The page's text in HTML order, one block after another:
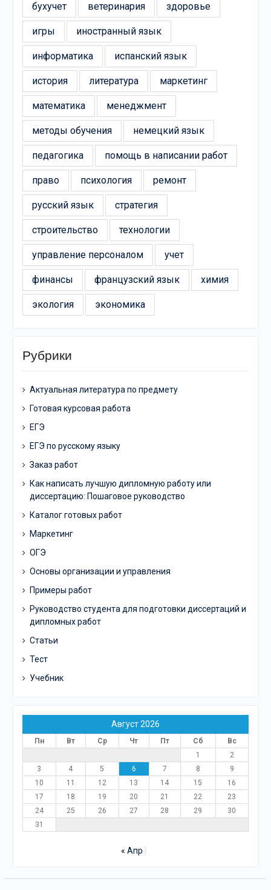
бухучет ветеринария здоровье
игры иностранный язык
информатика испанский язык
история литература маркетинг
математика менеджмент
методы обучения немецкий язык
педагогика помощь в написании работ
право психология ремонт
русский язык стратегия
строительство технологии
управление персоналом учет
финансы французский язык химия
экология экономика
Рубрики
Актуальная литература по предмету
Готовая курсовая работа
ЕГЭ
ЕГЭ по русскому языку
Заказ работ
Как написать лучшую дипломную работу или
диссертацию: Пошаговое руководство
Каталог готовых работ
Маркетинг
ОГЭ
Основы организации и управления
Примеры работ
Руководство студента для подготовки диссертаций и
дипломных работ
Статьи
Тест
Учебник
Август 2026
Пн Вт Ср Чт Пт Сб
Вс
1
2
3
4 5 6 7 8
9
10
11 12 13 14 15
16
17
18 19 20 21 22
23
24
25 26 27 28 29
30
31
« Апр